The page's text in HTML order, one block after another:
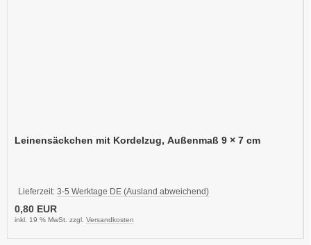
Leinensäckchen mit Kordelzug, Außenmaß 9 × 7 cm
Lieferzeit: 3-5 Werktage DE (Ausland abweichend)
0,80 EUR
inkl. 19 % MwSt. zzgl. Versandkosten